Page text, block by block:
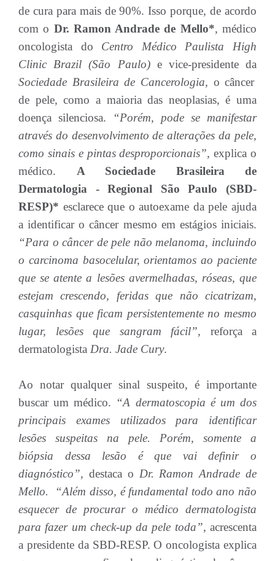
de cura para mais de 90%. Isso porque, de acordo
com o Dr. Ramon Andrade de Mello*, médico
oncologista do Centro Médico Paulista High
Clinic Brazil (São Paulo)e vice-presidente da
Sociedade Brasileira de Cancerologia, o câncer
de pele, como a maioria das neoplasias, é uma
doença silenciosa. “Porém, pode se manifestar
através do desenvolvimento de alterações da pele,
como sinais e pintas desproporcionais”, explica o
médico. A Sociedade Brasileira de
Dermatologia - Regional São Paulo (SBD-
RESP)* esclarece que o autoexame da pele ajuda
a identificar o câncer mesmo em estágios iniciais.
“Para o câncer de pele não melanoma, incluindo
o carcinoma basocelular, orientamos ao paciente
que se atente a lesões avermelhadas, róseas, que
estejam crescendo, feridas que não cicatrizam,
casquinhas que ficam persistentemente no mesmo
lugar, lesões que sangram fácil”, reforça a
dermatologista Dra. Jade Cury.
Ao notar qualquer sinal suspeito, é importante
buscar um médico. “A dermatoscopia é um dos
principais exames utilizados para identificar
lesões suspeitas na pele. Porém, somente a
biópsia dessa lesão é que vai definir o
diagnóstico”, destaca o Dr. Ramon Andrade de
Mello.
“Além disso, é fundamental todo ano não
esquecer de procurar o médico dermatologista
para fazer um check-up da pele toda”, acrescenta
a presidente da SBD-RESP. O oncologista explica